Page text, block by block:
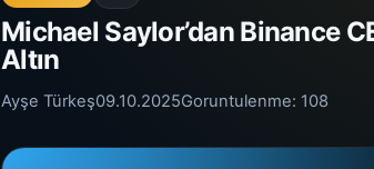
Michael Saylor’dan Binance
Altın
Ayşe Türkeş09.10.2025Goruntulenme: 108